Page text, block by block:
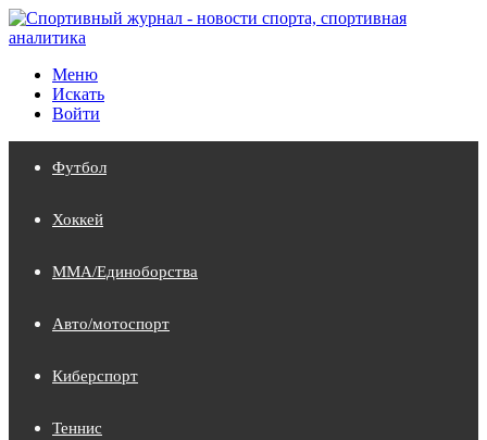
Меню
Искать
Войти
Футбол
Хоккей
MMA/Единоборства
Авто/мотоспорт
Киберспорт
Теннис